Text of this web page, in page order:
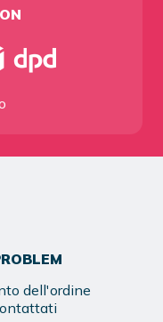
dell'ordine